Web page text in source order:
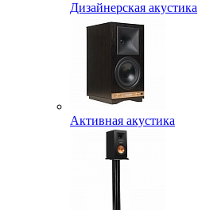
Дизайнерская акустика
Активная акустика